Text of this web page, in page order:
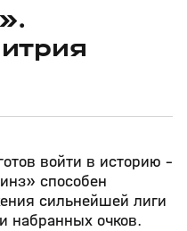
войти в историю –
способен
сильнейшей лиги
набранных очков.